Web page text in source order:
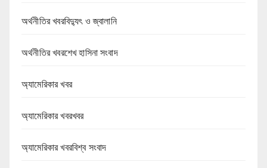
অর্থনীতির খবরবিদ্যুৎ ও জ্বালানি
অর্থনীতির খবরশেখ হাসিনা সংবাদ
অ্যামেরিকার খবর
অ্যামেরিকার খবরখবর
অ্যামেরিকার খবরবিশ্ব সংবাদ